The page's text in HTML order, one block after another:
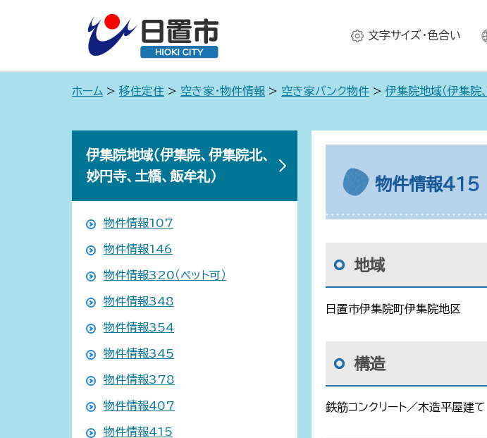
文字サイズ・色合い
ホーム > 移住定住 > 空き家・物件情報 > 空き家バンク物件 > 伊集院地域（伊集院
伊集院地域（伊集院、伊集院北、
妙円寺、土橋、飯牟礼）
物件情報107
物件情報146
物件情報320（ペット可）
物件情報348
物件情報354
物件情報345
物件情報378
物件情報407
物件情報415
物件情報415
地域
日置市伊集院町伊集院地区
構造
鉄筋コンクリート／木造平屋建て